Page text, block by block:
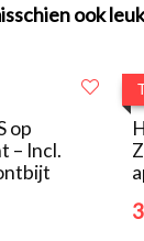
ook leuk
op
– Incl.